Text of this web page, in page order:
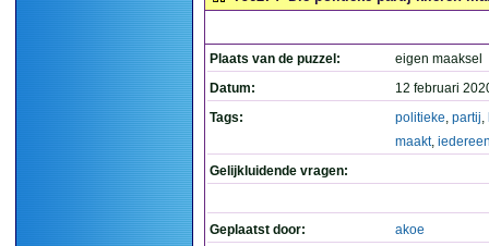
Plaats van de puzzel:
eigen maaksel
Datum:
12 februari
Tags:
politieke, partij,
maakt,
Gelijkluidende vragen:
Geplaatst door: akoe